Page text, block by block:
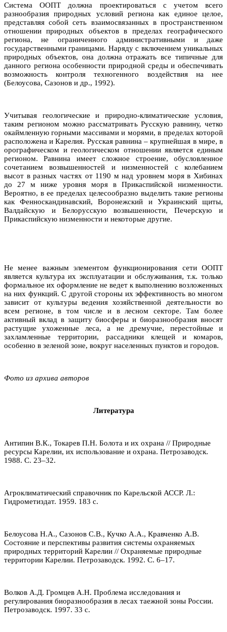
Система ООПТ должна проектироваться с учетом всего
разнообразия природных условий региона как единое целое,
представляя собой сеть взаимосвязанных в пространственном
отношении природных объектов в пределах географического
региона, не ограниченного административными и даже
государственными границами. Наряду с включением уникальных
природных объектов, она должна отражать все типичные для
данного региона особенности природной среды и обеспечивать
возможность контроля техногенного воздействия на нее
(Белоусова, Сазонов и др., 1992).
Учитывая геологические и природно-климатические условия,
таким регионом можно рассматривать Русскую равнину, четко
окаймленную горными массивами и морями, в пределах которой
расположена и Карелия. Русская равнина – крупнейшая в мире, в
орографическом и геологическом отношении является единым
регионом. Равнина имеет сложное строение, обусловленное
сочетанием возвышенностей и низменностей с колебанием
высот в разных частях от 1190 м над уровнем моря в Хибинах
до 27 м ниже уровня моря в Прикаспийской низменности.
Вероятно, в ее пределах целесообразно выделить такие регионы
как Фенноскандинавский, Воронежский и Украинский щиты,
Валдайскую и Белорусскую возвышенности, Печерскую и
Прикаспийскую низменности и некоторые другие.
Не менее важным элементом функционирования сети ООПТ
является культура их эксплуатации и обслуживания, т.к. только
формальное их оформление не ведет к выполнению возложенных
на них функций. С другой стороны их эффективность во многом
зависит от культуры ведения хозяйственной деятельности во
всем регионе, в том числе и в лесном секторе. Там более
активный вклад в защиту биосферы и биоразнообразия вносят
растущие ухоженные леса, а не дремучие, перестойные и
захламленные территории, рассадники клещей и комаров,
особенно в зеленой зоне, вокруг населенных пунктов и городов.
Фото из архива авторов
Литература
Антипин В.К., Токарев П.Н. Болота и их охрана // Природные
ресурсы Карелии, их использование и охрана. Петрозаводск.
1988. С. 23–32.
Агроклиматический справочник по Карельской АССР. Л.:
Гидрометиздат. 1959. 183 с.
Белоусова Н.А., Сазонов С.В., Кучко А.А., Кравченко А.В.
Состояние и перспективы развития системы охраняемых
природных территорий Карелии // Охраняемые природные
территории Карелии. Петрозаводск. 1992. С. 6–17.
Волков А.Д. Громцев А.Н. Проблема исследования и
регулирования биоразнообразия в лесах таежной зоны России.
Петрозаводск. 1997. 33 с.